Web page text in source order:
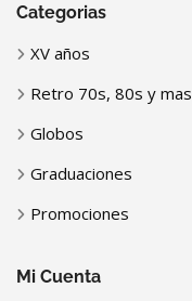
Categorias
XV años
Retro 70s, 80s y mas
Globos
Graduaciones
Promociones
Mi Cuenta